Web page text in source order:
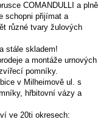
COMANDULLI a plně
schopni přijímat a
různé tvary žulových
stále skladem!
a montáže urnových
pomníky.
v Milheimově ul. s
hřbitovní vázy a
ve 20ti okresech: